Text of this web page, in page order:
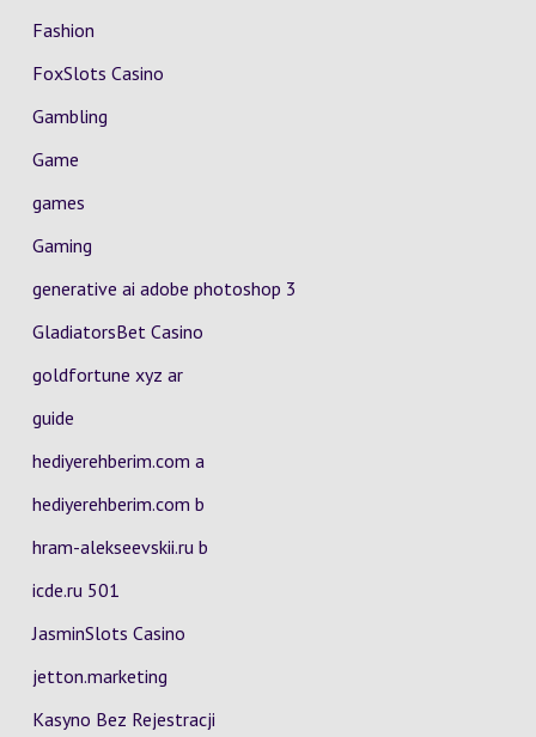
Fashion
FoxSlots Casino
Gambling
Game
games
Gaming
generative ai adobe photoshop 3
GladiatorsBet Casino
goldfortune xyz ar
guide
hediyerehberim.com a
hediyerehberim.com b
hram-alekseevskii.ru b
icde.ru 501
JasminSlots Casino
jetton.marketing
Kasyno Bez Rejestracji